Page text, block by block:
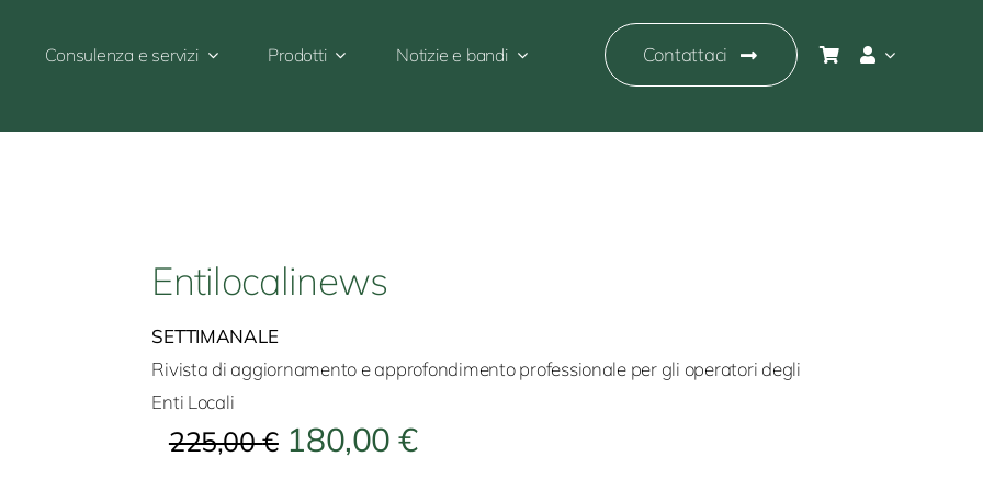
Consulenza e servizi Prodotti Notizie e bandi Contattaci
Entilocalinews
SETTIMANALE
Rivista di aggiornamento e approfondimento professionale per gli operatori degli
Enti Locali
225,00€ 180,00€